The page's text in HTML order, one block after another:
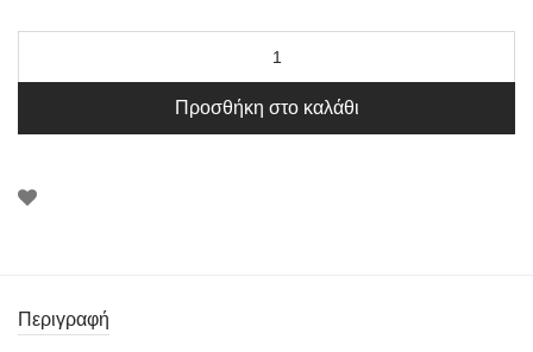
Προσθήκη στο καλάθι
Περιγραφή